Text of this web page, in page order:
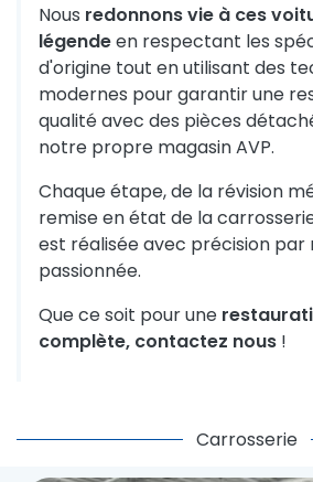
Nous redonnons vie à ces
légendeen respectant les
d'origine tout en utilisant des
modernes pour garantir une
qualité avec des pièces
notre propre magasin AVP.
Chaque étape, de la révision
remise en état de la
est réalisée avec précision par
passionnée.
Que ce soit pour une
complète, contactez nous !
Carrosserie